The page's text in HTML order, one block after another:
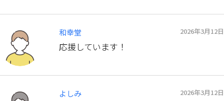
和幸堂 2026年3月12日
応援しています！
よしみ 2026年3月12日